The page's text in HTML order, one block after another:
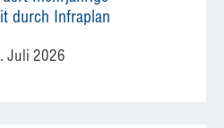
durch Infraplan
Juli 2026